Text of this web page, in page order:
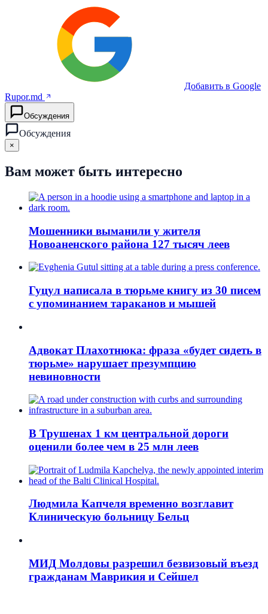
Добавить в Google
Rupor.md
Обсуждения
Обсуждения
×
Вам может быть интересно
Мошенники выманили у жителя
Новоаненского района 127 тысяч леев
Гуцул написала в тюрьме книгу из 30 писем
с упоминанием тараканов и мышей
Адвокат Плахотнюка: фраза «будет сидеть в
тюрьме» нарушает презумпцию
невиновности
В Трушенах 1 км центральной дороги
оценили более чем в 25 млн леев
Людмила Капчеля временно возглавит
Клиническую больницу Бельц
МИД Молдовы разрешил безвизовый въезд
гражданам Маврикия и Сейшел